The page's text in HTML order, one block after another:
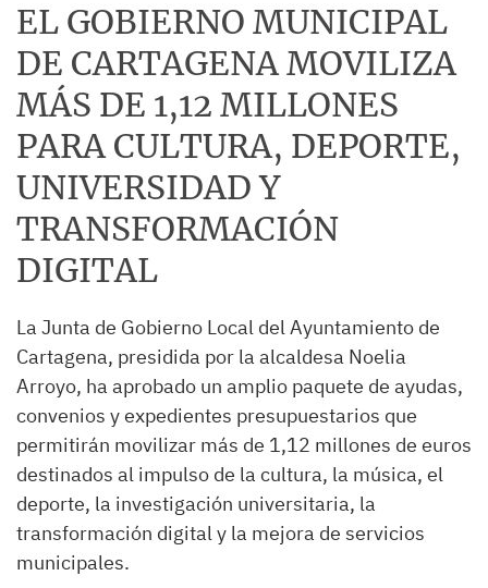
EL GOBIERNO MUNICIPAL
DE CARTAGENA MOVILIZA
MÁS DE 1,12 MILLONES
PARA CULTURA, DEPORTE,
UNIVERSIDAD Y
TRANSFORMACIÓN
DIGITAL
La Junta de Gobierno Local del Ayuntamiento de
Cartagena, presidida por la alcaldesa Noelia
Arroyo, ha aprobado un amplio paquete de ayudas,
convenios y expedientes presupuestarios que
permitirán movilizar más de 1,12 millones de euros
destinados al impulso de la cultura, la música, el
deporte, la investigación universitaria, la
transformación digital y la mejora de servicios
municipales.